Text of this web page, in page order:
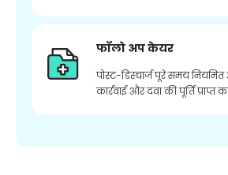
फॉलो अप केयर
पोस्ट-डिस्चार्ज पूरे समय नियमित
कार्रवाई और दवा की पूर्ति प्राप्त